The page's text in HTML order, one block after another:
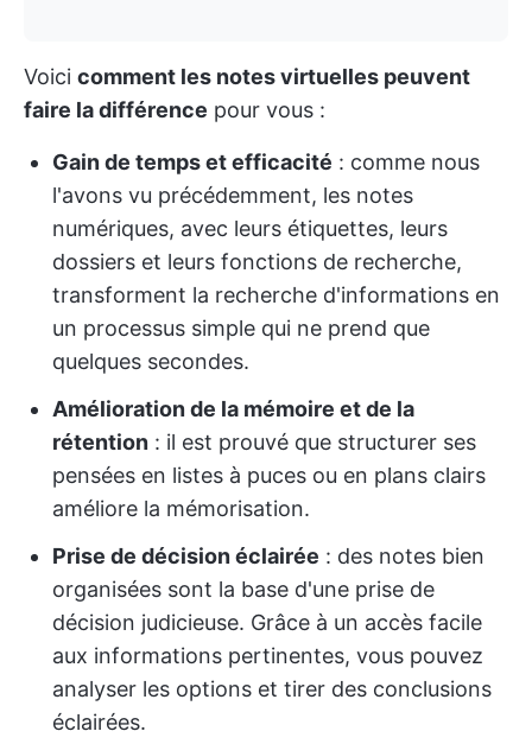
Voici comment les notes virtuelles peuvent
faire la différence pour vous :
Gain de temps et efficacité : comme nous
l'avons vu précédemment, les notes
numériques, avec leurs étiquettes, leurs
dossiers et leurs fonctions de recherche,
transforment la recherche d'informations en
un processus simple qui ne prend que
quelques secondes.
Amélioration de la mémoire et de la
rétention : il est prouvé que structurer ses
pensées en listes à puces ou en plans clairs
améliore la mémorisation.
Prise de décision éclairée : des notes bien
organisées sont la base d'une prise de
décision judicieuse. Grâce à un accès facile
aux informations pertinentes, vous pouvez
analyser les options et tirer des conclusions
éclairées.